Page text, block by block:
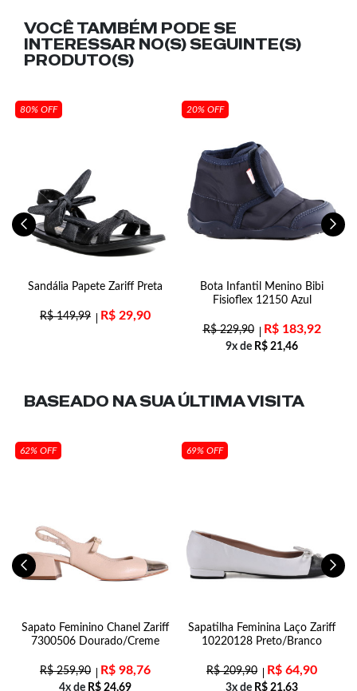
VOCÊ TAMBÉM PODE SE
INTERESSAR NO(S) SEGUINTE(S)
PRODUTO(S)
80% OFF
Sandália Papete Zariff Preta
R$149,99 R$ 29,90
20% OFF
Bota Infantil Menino Bibi
Fisioflex 12150 Azul
R$229,90 R$183,92
9x de R$ 21,46
BASEADO NA SUAÚLTIMA VISITA
62% OFF
Sapato Feminino Chanel Zariff
7300506 Dourado/Creme
R$259,90 R$ 98,76
4x de R$ 24,69
69% OFF
Sapatilha Feminina Laço Zariff
10220128 Preto/Branco
R$209,90 R$ 64,90
3x de R$ 21,63